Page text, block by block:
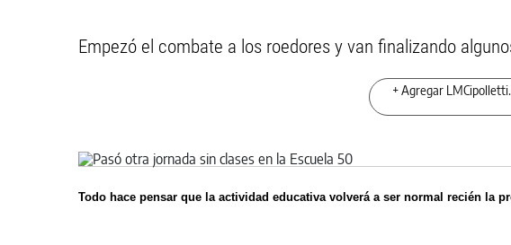
Empezó el combate a los roedores y van finalizando
+ Agregar
Todo hace pensar que la actividad educativa volverá a ser normal recién la